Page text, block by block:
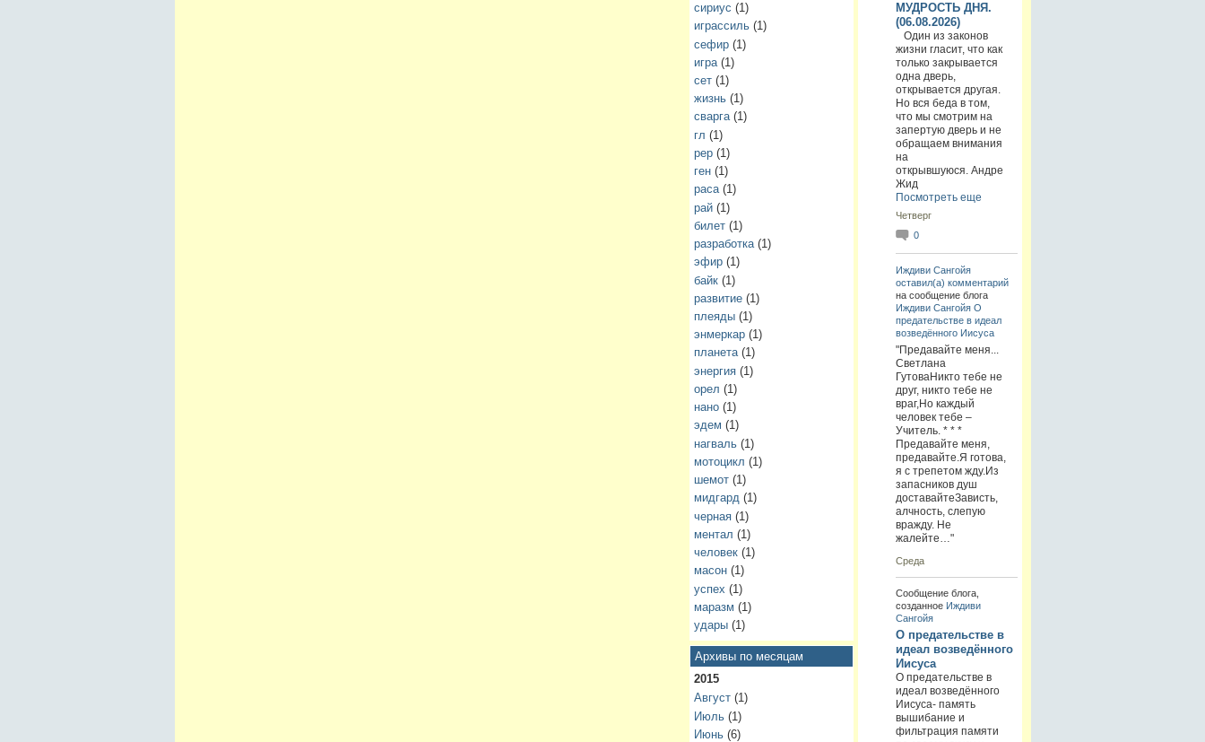
сириус (1)
играссиль(1)
сефир(1)
игра(1)
сет(1)
жизнь(1)
сварга(1)
гл (1)
рер(1)
ген(1)
раса(1)
рай(1)
билет(1)
разработка(1)
эфир(1)
байк(1)
развитие(1)
плеяды(1)
энмеркар(1)
планета(1)
энергия(1)
орел (1)
нано(1)
эдем (1)
нагваль(1)
мотоцикл (1)
шемот(1)
мидгард(1)
черная(1)
ментал (1)
человек(1)
масон(1)
успех (1)
маразм (1)
удары(1)
Архивы по месяцам
2015
Август(1)
Июль(1)
Июнь(6)
МУДРОСТЬ ДНЯ.
(06.08.2026)
Один из законов
жизни гласит, что как
только закрывается
одна дверь,
открывается другая.
Но вся беда в том,
что мы смотрим на
запертую дверь и не
обращаем внимания
на
открывшуюся. Андре
Жид
Посмотреть еще
Четверг
0
Иждиви Сангойя
оставил(а) комментарий
на сообщение блога
Иждиви Сангойя О
предательстве в идеал
возведённого Иисуса
"Предавайте меня...
Светлана
ГутоваНикто тебе не
друг, никто тебе не
враг,Но каждый
человек тебе –
Учитель. * * *
Предавайте меня,
предавайте.Я готова,
я с трепетом жду.Из
запасников душ
доставайтеЗависть,
алчность, слепую
вражду. Не
жалейте…"
Среда
Сообщение блога,
созданное Иждиви
Сангойя
О предательстве в
идеал возведённого
Иисуса
О предательстве в
идеал возведённого
Иисуса- память
вышибание и
фильтрация памяти